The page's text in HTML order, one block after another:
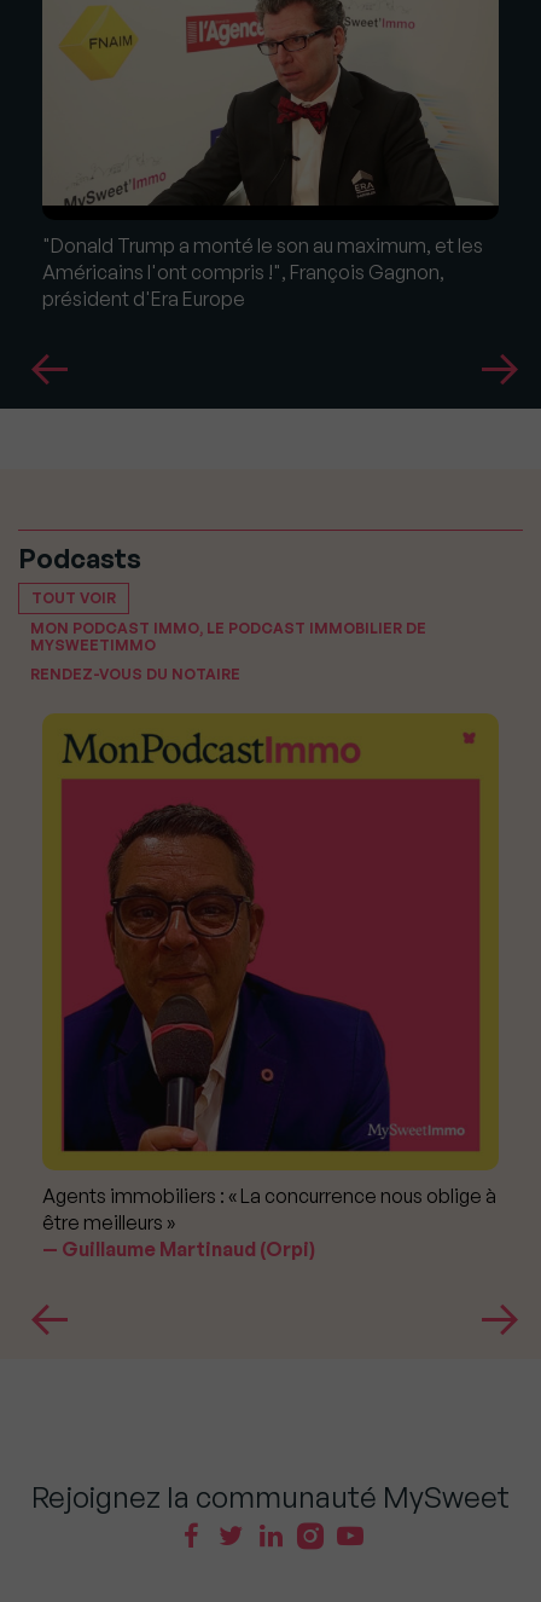
"Donald Trump a monté le son au maximum, et les
Américains l'ont compris !", François Gagnon,
président d'Era Europe
Podcasts
TOUT VOIR
MON PODCAST IMMO, LE PODCAST IMMOBILIER DE
MYSWEETIMMO
RENDEZ-VOUS DU NOTAIRE
Agents immobiliers : « La concurrence nous oblige à
être meilleurs »
Guillaume Martinaud (Orpi)
Rejoignez la communauté MySweet